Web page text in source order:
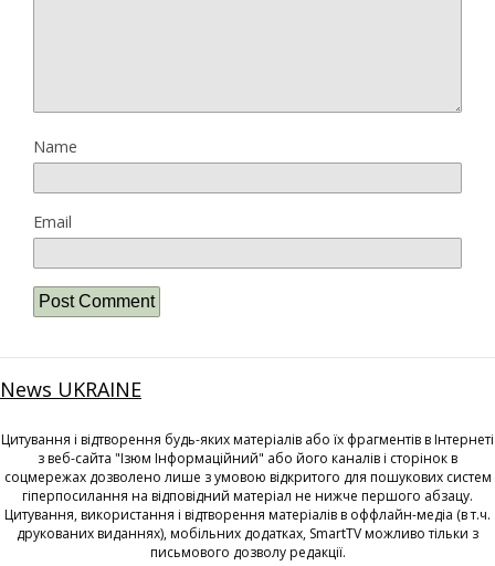
Name
Email
News UKRAINE
Цитування і відтворення будь-яких матеріалів або їх фрагментів в Інтернеті
з веб-сайта "Ізюм Інформаційний" або його каналів і сторінок в
соцмережах дозволено лише з умовою відкритого для пошукових систем
гіперпосилання на відповідний матеріал не нижче першого абзацу.
Цитування, використання і відтворення матеріалів в оффлайн-медіа (в т.ч.
друкованих виданнях), мобільних додатках, SmartTV можливо тільки з
письмового дозволу редакції.